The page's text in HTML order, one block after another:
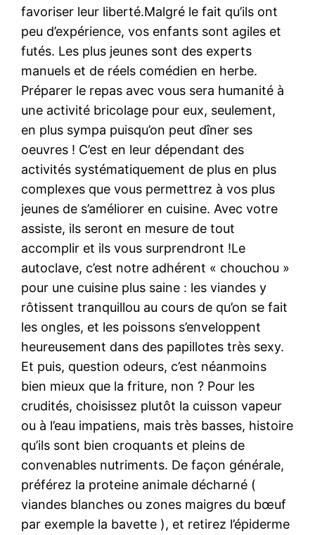
favoriser leur liberté.Malgré le fait qu’ils ont
peu d’expérience, vos enfants sont agiles et
futés. Les plus jeunes sont des experts
manuels et de réels comédien en herbe.
Préparer le repas avec vous sera humanité à
une activité bricolage pour eux, seulement,
en plus sympa puisqu’on peut dîner ses
oeuvres ! C’est en leur dépendant des
activités systématiquement de plus en plus
complexes que vous permettrez à vos plus
jeunes de s’améliorer en cuisine. Avec votre
assiste, ils seront en mesure de tout
accomplir et ils vous surprendront !Le
autoclave, c’est notre adhérent « chouchou »
pour une cuisine plus saine : les viandes y
rôtissent tranquillou au cours de qu’on se fait
les ongles, et les poissons s’enveloppent
heureusement dans des papillotes très sexy.
Et puis, question odeurs, c’est néanmoins
bien mieux que la friture, non ? Pour les
crudités, choisissez plutôt la cuisson vapeur
ou à l’eau impatiens, mais très basses, histoire
qu’ils sont bien croquants et pleins de
convenables nutriments. De façon générale,
préférez la proteine animale décharné (
viandes blanches ou zones maigres du bœuf
par exemple la bavette ), et retirez l’épiderme